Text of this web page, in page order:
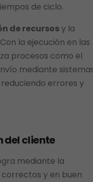
de ciclo.
de recursosy la
la ejecución en las
procesos como el
mediante
errores y
del cliente
mediante la
y en buen